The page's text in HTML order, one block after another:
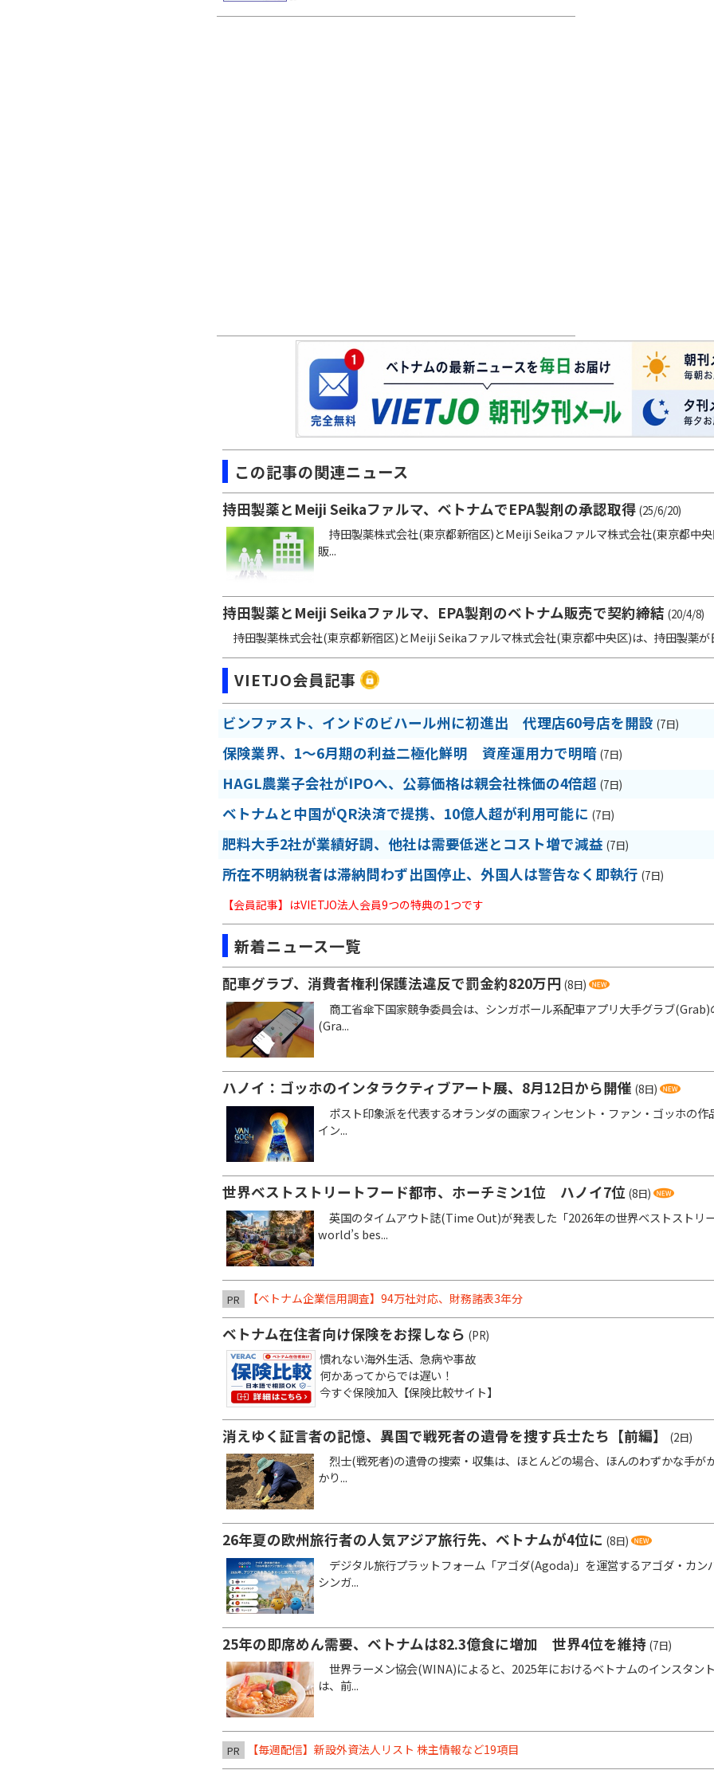
この記事の関連ニュース
持田製薬とMeiji Seikaファルマ、ベトナムでEPA製剤の承認取得 (25/6/20)
持田製薬株式会社(東京都新宿区)とMeiji Seikaファルマ株式会社(東京都中
販...
持田製薬とMeiji Seikaファルマ、EPA製剤のベトナム販売で契約締結 (20/4/8)
持田製薬株式会社(東京都新宿区)とMeiji Seikaファルマ株式会社(東京都中央区)は、持田製薬が
VIETJO会員記事
ビンファスト、インドのビハール州に初進出 代理店60号店を開設 (7日)
保険業界、1～6月期の利益二極化鮮明 資産運用力で明暗 (7日)
HAGL農業子会社がIPOへ、公募価格は親会社株価の4倍超 (7日)
ベトナムと中国がQR決済で提携、10億人超が利用可能に (7日)
肥料大手2社が業績好調、他社は需要低迷とコスト増で減益 (7日)
所在不明納税者は滞納問わず出国停止、外国人は警告なく即執行 (7日)
【会員記事】はVIETJO法人会員9つの特典の1つです
新着ニュース一覧
配車グラブ、消費者権利保護法違反で罰金約820万円 (8日)
商工省傘下国家競争委員会は、シンガポール系配車アプリ大手グラブ(Grab)
(Gra...
ハノイ：ゴッホのインタラクティブアート展、8月12日から開催 (8日)
ポスト印象派を代表するオランダの画家フィンセント・ファン・ゴッホの作
イン...
世界ベストストリートフード都市、ホーチミン1位 ハノイ7位 (8日)
英国のタイムアウト誌(Time Out)が発表した「2026年の世界ベストストリ
world’s bes...
PR 【ベトナム企業信用調査】94万社対応、財務諸表3年分
ベトナム在住者向け保険をお探しなら (PR)
慣れない海外生活、急病や事故
何かあってからでは遅い！
今すぐ保険加入【保険比較サイト】
消えゆく証言者の記憶、異国で戦死者の遺骨を捜す兵士たち【前編】 (2日)
烈士(戦死者)の遺骨の捜索・収集は、ほとんどの場合、ほんのわずかな手が
かり...
26年夏の欧州旅行者の人気アジア旅行先、ベトナムが4位に (8日)
デジタル旅行プラットフォーム「アゴダ(Agoda)」を運営するアゴダ・カン
シンガ...
25年の即席めん需要、ベトナムは82.3億食に増加 世界4位を維持 (7日)
世界ラーメン協会(WINA)によると、2025年におけるベトナムのインスタン
は、前...
PR 【毎週配信】新設外資法人リスト 株主情報など19項目